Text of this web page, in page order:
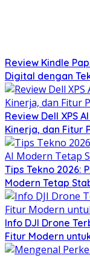
Review Kindle
Digital dengan
Review Dell XPS
Kinerja, dan Fitur
Tips Tekno 2026:
Modern Tetap
Info DJI Drone
Fitur Modern